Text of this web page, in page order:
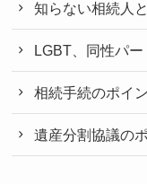
知らない相続人
LGBT、同性パ
相続手続のポイ
遺産分割協議の